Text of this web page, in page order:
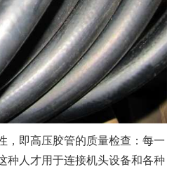
，即高压胶管的质量检查：每一
种人才用于连接机头设备和各种